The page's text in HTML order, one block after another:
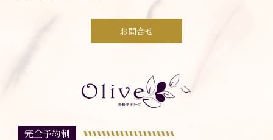
完全予約制
お問合せ